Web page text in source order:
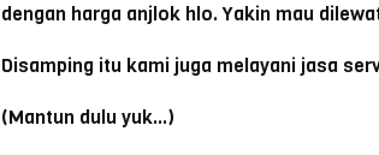
dengan harga anjlok hlo. Yakin mau
Disamping itu kami juga melayani jasa
(Mantun dulu yuk…)